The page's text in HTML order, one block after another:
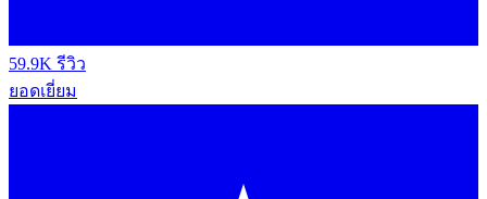
59.9K รีวิว
ยอดเยี่ยม